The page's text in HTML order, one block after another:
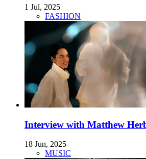
1 Jul, 2025
FASHION
Interview with Matthew
18 Jun, 2025
MUSIC